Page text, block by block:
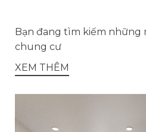
Bạn đang tìm kiếm những
chung cư
XEM THÊM